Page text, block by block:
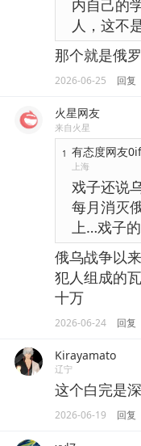
内自己的
人，这不
那个就是俄
2026-06-25 回复
火星网友
来自火星
1 有态度网友
上海
戏子还说
每月消灭
上…戏子
俄乌战争以
犯人组成的
十万
2026-06-24 回复
Kirayamato
辽宁
这个白完是
2026-06-19 回复